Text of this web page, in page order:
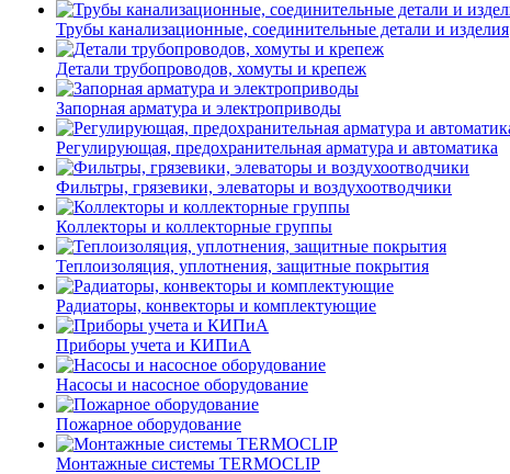
Трубы канализационные, соединительные детали и изделия
Детали трубопроводов, хомуты и крепеж
Запорная арматура и электроприводы
Регулирующая, предохранительная арматура и автоматика
Фильтры, грязевики, элеваторы и воздухоотводчики
Коллекторы и коллекторные группы
Теплоизоляция, уплотнения, защитные покрытия
Радиаторы, конвекторы и комплектующие
Приборы учета и КИПиА
Насосы и насосное оборудование
Пожарное оборудование
Монтажные системы TERMOCLIP